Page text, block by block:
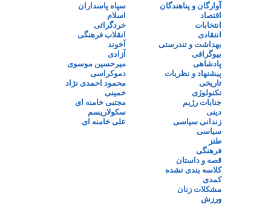
آوارگان و پناهندگان
اقتصاد
انتخابات
انتقادی
بهداشت و تندرستی
بیوگرافی
پادشاهی
پیشنهاد و نظریات
تاریخی
تکنولوژی
جنایات رژیم
دینی
زندانی سیاسی
سیاسی
طنز
فرهنگی
قصه و داستان
کلاسه بندی نشده
کمدی
مشکلات زنان
ورزش
سپاه پاسداران
اسلام
خردگرائی
انقلاب فرهنگی
آخوند
آزادی
میرحسین موسوی
دموکراسی
محمود احمدی نژاد
خمینی
مجتبی خامنه ای
سکولاریسم
علی خامنه ای